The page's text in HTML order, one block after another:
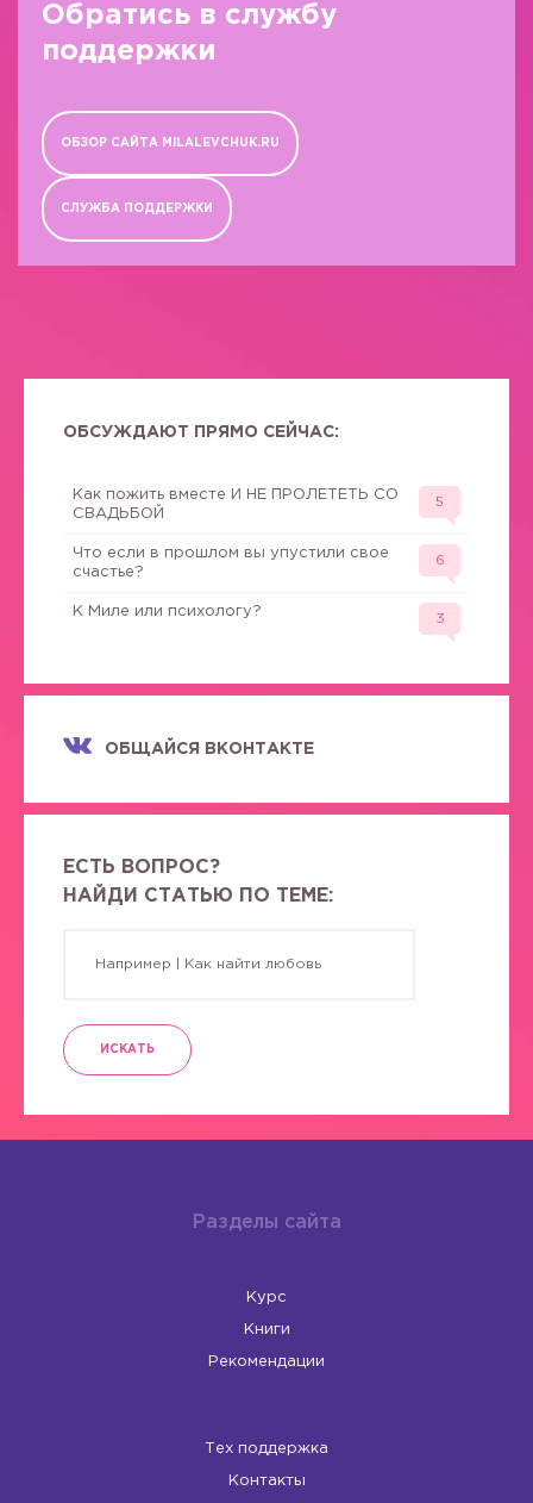
Обратись в службу
поддержки
ОБЗОР САЙТА MILALEVCHUK.RU
СЛУЖБА ПОДДЕРЖКИ
ОБСУЖДАЮТ ПРЯМО СЕЙЧАС:
Как пожить вместе И НЕ ПРОЛЕТЕТЬ СО
СВАДЬБОЙ
5
Что если в прошлом вы упустили свое
счастье?
6
К Миле или психологу?
3
ОБЩАЙСЯ ВКОНТАКТЕ
ЕСТЬ ВОПРОС?
НАЙДИ СТАТЬЮ ПО ТЕМЕ:
ИСКАТЬ
Разделы сайта
Курс
Книги
Рекомендации
Тех поддержка
Контакты